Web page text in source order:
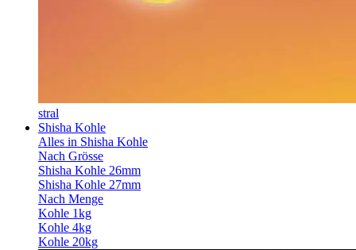
stral
Shisha Kohle
Alles in Shisha Kohle
Nach Grösse
Shisha Kohle 26mm
Shisha Kohle 27mm
Nach Menge
Kohle 1kg
Kohle 4kg
Kohle 20kg